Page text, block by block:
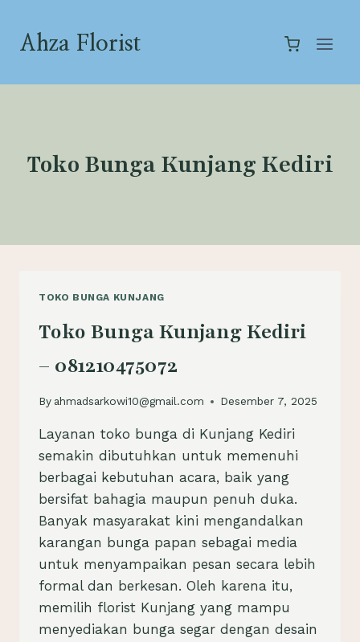
content
Ahza Florist
Toko Bunga Kunjang Kediri
TOKO BUNGA KUNJANG
Toko Bunga Kunjang Kediri
– 081210475072
By ahmadsarkowi10@gmail.com Desember 7, 2025
Layanan toko bunga di Kunjang Kediri
semakin dibutuhkan untuk memenuhi
berbagai kebutuhan acara, baik yang
bersifat bahagia maupun penuh duka.
Banyak masyarakat kini mengandalkan
karangan bunga papan sebagai media
untuk menyampaikan pesan secara lebih
formal dan berkesan. Oleh karena itu,
memilih florist Kunjang yang mampu
menyediakan bunga segar dengan desain